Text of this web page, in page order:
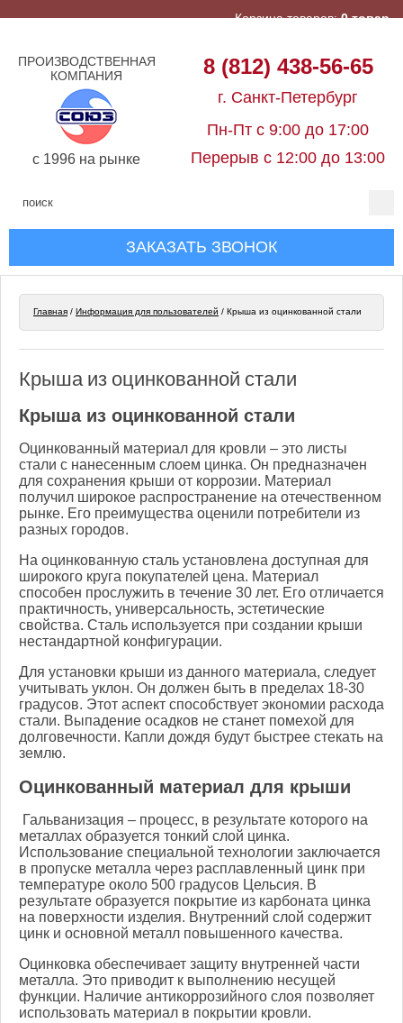
ПРОИЗВОДСТВЕННАЯ
КОМПАНИЯ
c 1996 на рынке
8 (812) 438-56-65
г. Санкт-Петербург
Пн-Пт с 9:00 до 17:00
Перерыв с 12:00 до 13:00
Корзина товаров:0 товар
ЗАКАЗАТЬ ЗВОНОК
Главная / Информация для пользователей / Крыша из оцинкованной стали
Крыша из оцинкованной стали
Крыша из оцинкованной стали
Оцинкованный материал для кровли – это листы
стали с нанесенным слоем цинка. Он предназначен
для сохранения крыши от коррозии. Материал
получил широкое распространение на отечественном
рынке. Его преимущества оценили потребители из
разных городов.
На оцинкованную сталь установлена доступная для
широкого круга покупателей цена. Материал
способен прослужить в течение 30 лет. Его отличается
практичность, универсальность, эстетические
свойства. Сталь используется при создании крыши
нестандартной конфигурации.
Для установки крыши из данного материала, следует
учитывать уклон. Он должен быть в пределах 18-30
градусов. Этот аспект способствует экономии расхода
стали. Выпадение осадков не станет помехой для
долговечности. Капли дождя будут быстрее стекать на
землю.
Оцинкованный материал для крыши
Гальванизация – процесс, в результате которого на
металлах образуется тонкий слой цинка.
Использование специальной технологии заключается
в пропуске металла через расплавленный цинк при
температуре около 500 градусов Цельсия. В
результате образуется покрытие из карбоната цинка
на поверхности изделия. Внутренний слой содержит
цинк и основной металл повышенного качества.
Оцинковка обеспечивает защиту внутренней части
металла. Это приводит к выполнению несущей
функции. Наличие антикоррозийного слоя позволяет
использовать материал в покрытии кровли.